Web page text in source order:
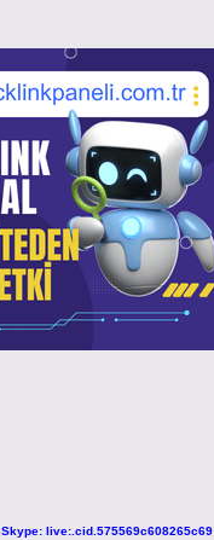
Skype: live:.cid.575569c608265c69